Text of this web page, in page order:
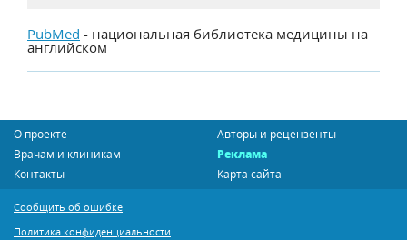
PubMed - национальная библиотека медицины на
английском
О проекте
Авторы и рецензенты
Врачам и клиникам
Реклама
Контакты
Карта сайта
Сообщить об ошибке
Политика конфиденциальности